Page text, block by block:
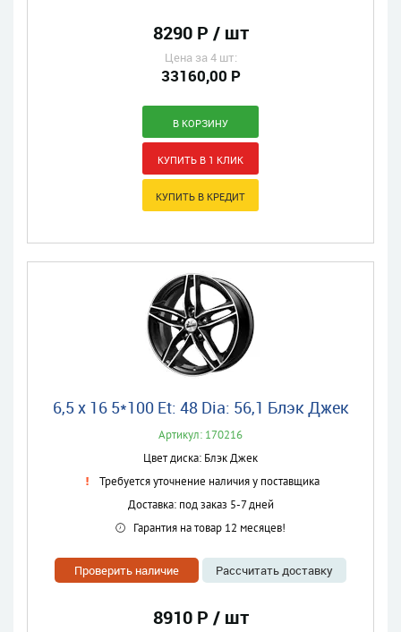
8290 Р / шт
Цена за 4 шт:
33160,00 Р
6,5 x 16 5*100 Et: 48 Dia: 56,1 Блэк Джек
Артикул: 170216
Цвет диска: Блэк Джек
Требуется уточнение наличия у поставщика
Доставка: под заказ 5-7 дней
Гарантия на товар 12 месяцев!
Проверить наличие Рассчитать доставку
8910 Р / шт